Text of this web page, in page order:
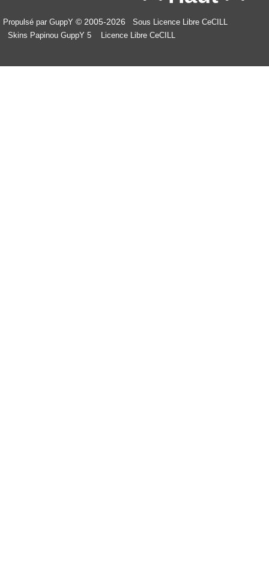
Propulsé par GuppY © 2005-2026
Sous Licence Libre CeCILL
Skins Papinou GuppY 5
Licence Libre CeCILL